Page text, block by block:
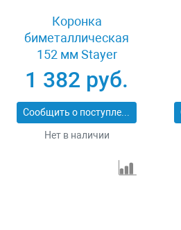
Коронка
биметаллическая
152 мм Stayer
PROFESSIONAL
29547-152
1 382 руб.
Сообщить о поступлении
Нет в наличии